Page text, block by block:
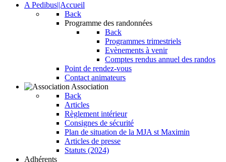
A Pedibus||Accueil
Back
Programme des randonnées
Back
Programmes trimestriels
Evènements à venir
Comptes rendus annuel des randos
Point de rendez-vous
Contact animateurs
Association
Back
Articles
Règlement intérieur
Consignes de sécurité
Plan de situation de la MJA st Maximin
Articles de presse
Statuts (2024)
Adhérents